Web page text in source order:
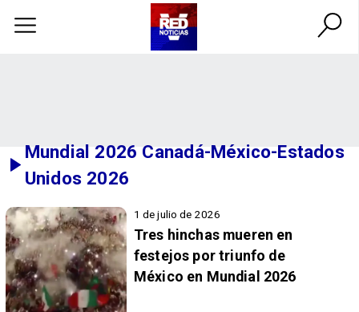
Mundial 2026 Canadá-México-Estados
Unidos 2026
1 de julio de 2026
Tres hinchas mueren en
festejos por triunfo de
México en Mundial 2026